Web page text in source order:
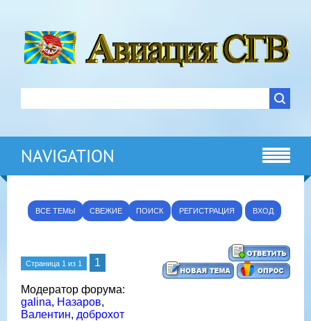
NAVIGATION
ВСЕ ТЕМЫ СВЕЖИЕ ПОИСК РЕГИСТРАЦИЯ ВХОД
Страница 1 из 1 1
Модератор форума:
galina, Назаров,
Валентин, доброхот